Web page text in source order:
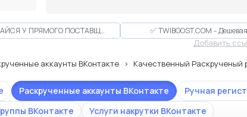
СВОЯ RU PREM БАЗА — ЗАКУПАЙСЯ У ПРЯМОГО ПОСТАВЩИКА ✅ TWIBOOST.COM -
Добавить
аккаунты ВКонтакте Качественный Раскрученый
Раскрученные аккаунты ВКонтакте Ручная
ВКонтакте Услуги накрутки ВКонтакте